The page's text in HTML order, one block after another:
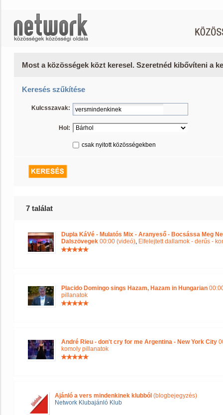
Most a közösségek közt keresel. Szeretnéd kibővíteni a
Keresés szűkítése
Kulcsszavak:
Hol:
csak nyitott közösségekben
7 találat
Dupla KáVé - Mulatós Mix - Aranyeső - Bocsássa Meg
Dalszövegek 00:00 (videó), Elfelejtett dallamok - derűs -
Placido Domingo sings Hazam, Hazam in Hungarian
pillanatok
André Rieu - don't cry for me Argentina - New York City
komoly pillanatok
Ajánló a vers mindenkinek klubból (blogbejegyzés)
Network Klubajánló Klub